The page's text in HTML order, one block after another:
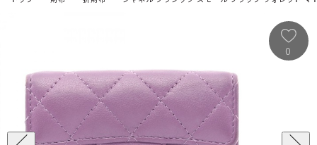
0